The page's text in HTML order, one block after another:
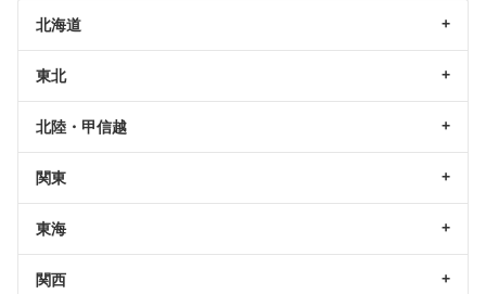
北海道
東北
北陸・甲信越
関東
東海
関西